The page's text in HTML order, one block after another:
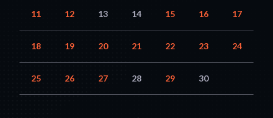
11 12 13 14 15 16 17
18 19 20 21 22 23 24
25 26 27 28 29 30